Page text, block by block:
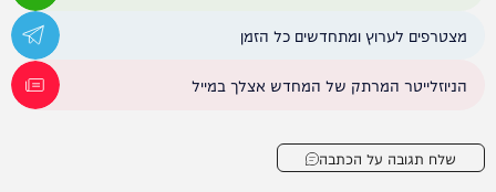
מצטרפים לערוץ ומתחדשים כל הזמן
הניוזלייטר המרתק של המחדש אצלך במייל
שלח תגובה על הכתבה